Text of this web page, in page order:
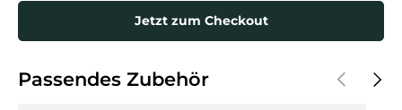
Jetzt zum Checkout
Passendes Zubehör Vorherige